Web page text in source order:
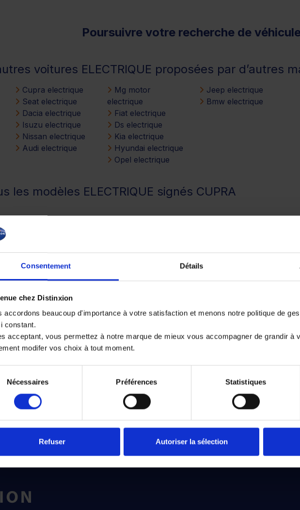
Consentement Détails
chez Distinxion
accordons beaucoup d'importance à votre satisfaction et menons notre politique de
constant.
acceptant, vous permettez à notre marque de mieux vous accompagner de grandir à
modifer vos choix à tout moment.
Nécessaires Préférences Statistiques
Refuser Autoriser la sélection
Poursuivre votre recherche de
voitures ELECTRIQUE proposées par d’autres
Cupra electrique
Seat electrique
Dacia electrique
Isuzu electrique
Nissan electrique
Audi electrique
Mg motor
electrique
Fiat electrique
Ds electrique
Kia electrique
Hyundai electrique
Opel electrique
Jeep electrique
Bmw electrique
les modèles ELECTRIQUE signés CUPRA
CUPRA ELECTRIQUE par catégorie
CUPRA ELECTRIQUE selon leur boîte de
Distinxion